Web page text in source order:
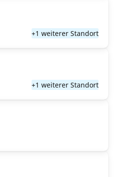
+1 weiterer Standort
+1 weiterer Standort